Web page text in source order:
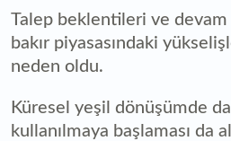
Talep beklentileri ve devam
bakır piyasasındaki
neden oldu.
Küresel yeşil dönüşümde
kullanılmaya başlaması da